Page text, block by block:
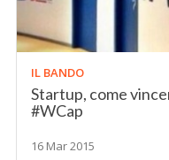
IL BANDO
Startup, come
#WCap
16 Mar 2015